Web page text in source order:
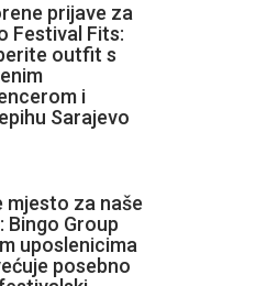
prijave za
Festival Fits:
outfit s
i
Sarajevo
mjesto za naše
Bingo Group
uposlenicima
posebno